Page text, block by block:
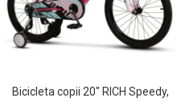
PEDALE SI ACCESORII
PIESE E-BIKE
ROTI SI PIESE
SEI SI COMPONENTE
PROTECTII/ARMURI
ARMURI
PROTECTII COATE
ALTE PROTECTII
Bicicleta copii 20" RICH Speedy,